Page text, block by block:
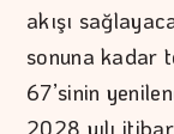
akışı
sonuna kadar
67’sinin
2028 yılı